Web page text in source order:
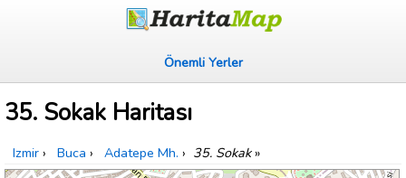
Önemli Yerler
35. Sokak Haritası
Izmir › Buca › Adatepe Mh. › 35. Sokak»